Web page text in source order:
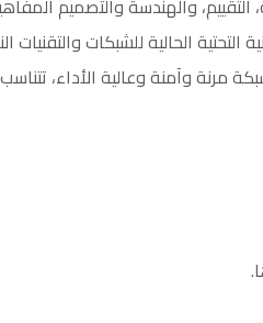
التقييم، والهندسة والتصميم
الحالية للشبكات والتقنيات
مرنة وآمنة وعالية الأداء،